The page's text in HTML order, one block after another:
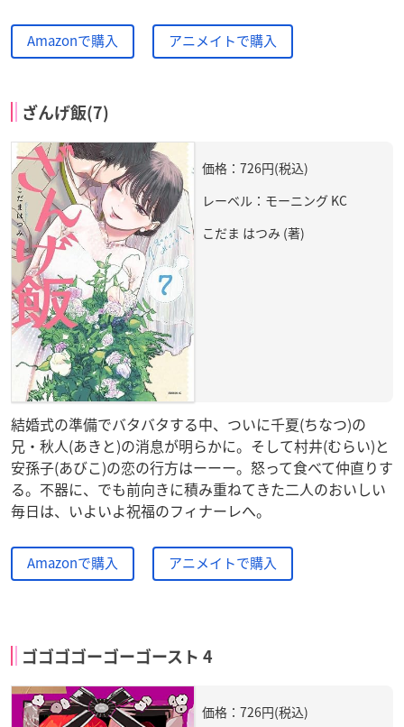
Amazonで購入 アニメイトで購入
ざんげ飯(7)
価格：726円(税込)
レーベル：モーニング KC
こだま はつみ (著)
結婚式の準備でバタバタする中、ついに千夏(ちなつ)の
兄・秋人(あきと)の消息が明らかに。そして村井(むらい)と
安孫子(あびこ)の恋の行方はーーー。怒って食べて仲直りす
る。不器に、でも前向きに積み重ねてきた二人のおいしい
毎日は、いよいよ祝福のフィナーレへ。
Amazonで購入 アニメイトで購入
ゴゴゴゴーゴーゴースト 4
価格：726円(税込)